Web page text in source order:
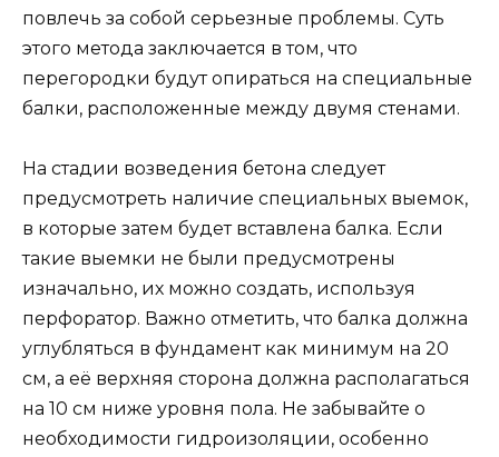
повлечь за собой серьезные проблемы. Суть
этого метода заключается в том, что
перегородки будут опираться на специальные
балки, расположенные между двумя стенами.
На стадии возведения бетона следует
предусмотреть наличие специальных выемок,
в которые затем будет вставлена балка. Если
такие выемки не были предусмотрены
изначально, их можно создать, используя
перфоратор. Важно отметить, что балка должна
углубляться в фундамент как минимум на 20
см, а её верхняя сторона должна располагаться
на 10 см ниже уровня пола. Не забывайте о
необходимости гидроизоляции, особенно